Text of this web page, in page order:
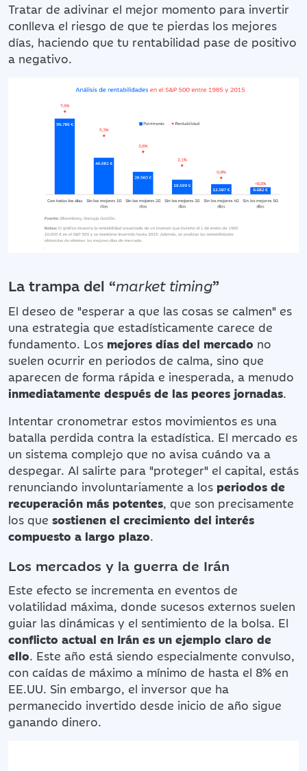
Tratar de adivinar el mejor momento para invertir
conlleva el riesgo de que te pierdas los mejores
días, haciendo que tu rentabilidad pase de positivo
a negativo.
La trampa del “market timing”
El deseo de "esperar a que las cosas se calmen" es
una estrategia que estadísticamente carece de
fundamento. Los mejores días del mercado no
suelen ocurrir en periodos de calma, sino que
aparecen de forma rápida e inesperada, a menudo
inmediatamente después de las peores jornadas.
Intentar cronometrar estos movimientos es una
batalla perdida contra la estadística. El mercado es
un sistema complejo que no avisa cuándo va a
despegar. Al salirte para "proteger" el capital, estás
renunciando involuntariamente a los periodos de
recuperación más potentes, que son precisamente
los que sostienen el crecimiento del interés
compuesto a largo plazo.
Los mercados y la guerra de Irán
Este efecto se incrementa en eventos de
volatilidad máxima, donde sucesos externos suelen
guiar las dinámicas y el sentimiento de la bolsa. El
conflicto actual en Irán es un ejemplo claro de
ello. Este año está siendo especialmente convulso,
con caídas de máximo a mínimo de hasta el 8% en
EE.UU. Sin embargo, el inversor que ha
permanecido invertido desde inicio de año sigue
ganando dinero.